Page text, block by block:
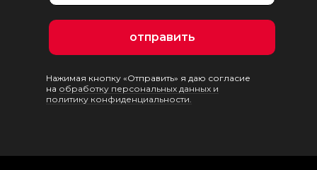
отправить
Нажимая кнопку «Отправить» я даю согласие
на обработку персональных данных и
политику конфиденциальности.